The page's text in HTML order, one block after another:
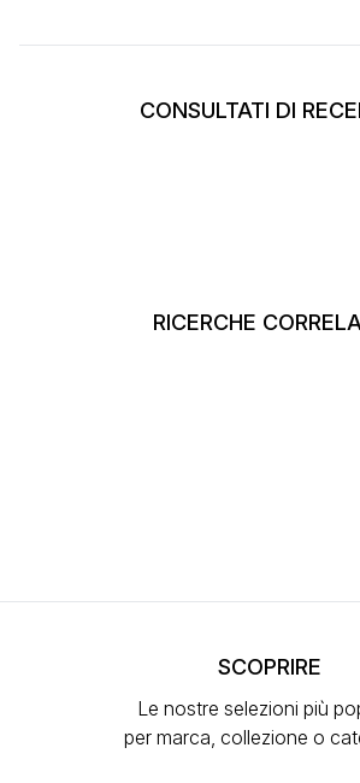
CONSULTATI DI
RICERCHE
SCOPRIRE
Le nostre selezioni più
per marca, collezione o